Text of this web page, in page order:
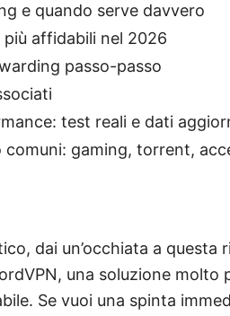
e quando serve davvero
affidabili nel 2026
passo-passo
test reali e dati
comuni: gaming, torrent,
dai un’occhiata a questa
una soluzione molto
Se vuoi una spinta